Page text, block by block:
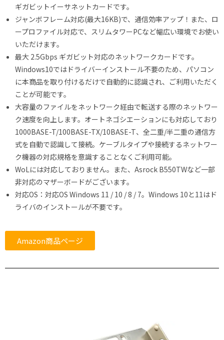
ギガビットイーサネットカードです。
ジャンボフレーム対応(最大16KB)で、通信効率アップ！また、ロ
ープロファイル対応で、スリムタワーPCなど幅広い環境でお使い
いただけます。
最大 2.5Gbps ギガビット対応のネットワークカードです。
Windows10ではドライバーインストール不要のため、パソコン
に本商品を取り付けるだけで自動的に認識され、ご利用いただく
ことが可能です。
大容量のファイルをネットワーク経由で転送する際のネットワー
ク速度を向上します。オートネゴシエーションにも対応しており
1000BASE-T/100BASE-TX/10BASE-T、全二重/半二重の通信方
式を自動で認識して接続。ケーブルタイプや接続するネットワー
ク機器の対応規格を意識することなくご利用可能。
WoLには対応しておりません。また、Asrock B550TWなど一部
非対応のマザーボードがございます。
対応OS：対応OS Windows 11 / 10 / 8 / 7。Windows 10と11はド
ライバのインストールが不要です。
Amazon商品ページ